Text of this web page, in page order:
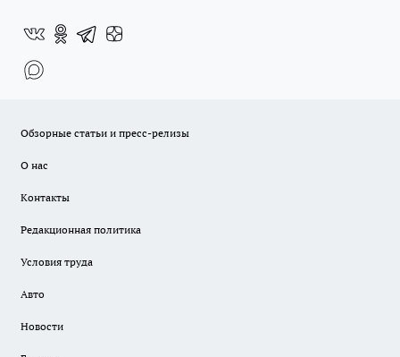
Обзорные статьи и пресс-релизы
О нас
Контакты
Редакционная политика
Условия труда
Авто
Новости